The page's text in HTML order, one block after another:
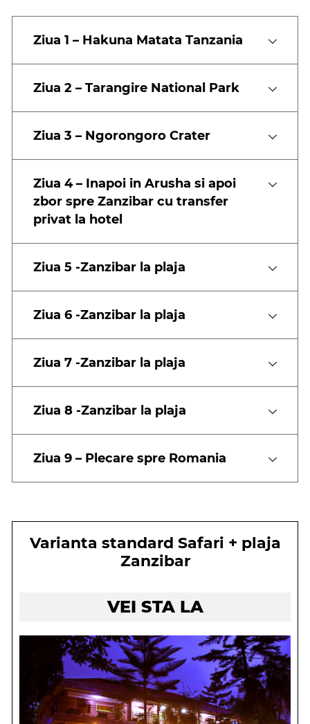
Ziua 1 – Hakuna Matata Tanzania
Ziua 2 – Tarangire National Park
Ziua 3 – Ngorongoro Crater
Ziua 4 – Inapoi in Arusha si apoi
zbor spre Zanzibar cu transfer
privat la hotel
Ziua 5 -Zanzibar la plaja
Ziua 6 -Zanzibar la plaja
Ziua 7 -Zanzibar la plaja
Ziua 8 -Zanzibar la plaja
Ziua 9 – Plecare spre Romania
Varianta standard Safari + plaja
Zanzibar
VEI STA LA